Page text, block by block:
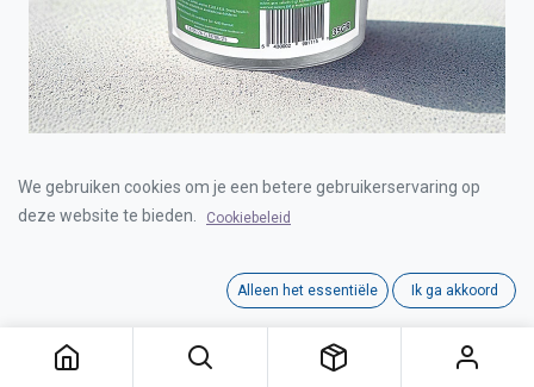
Interne referentie: C1301009
We gebruiken cookies om je een betere gebruikerservaring op
deze website te bieden.
Cookiebeleid
Alleen het essentiële Ik ga akkoord